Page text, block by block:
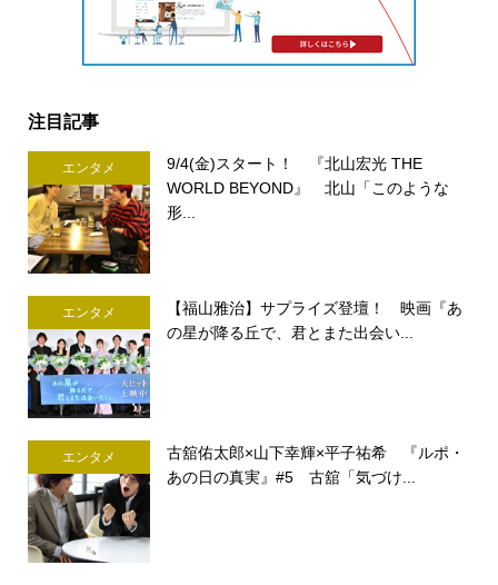
注目記事
エンタメ
9/4(金)スタート！ 『北山宏光 THE
WORLD BEYOND』 北山「このような
形...
エンタメ
【福山雅治】サプライズ登壇！ 映画『あ
の星が降る丘で、君とまた出会い...
エンタメ
古舘佑太郎×山下幸輝×平子祐希 『ルポ・
あの日の真実』#5 古舘「気づけ...